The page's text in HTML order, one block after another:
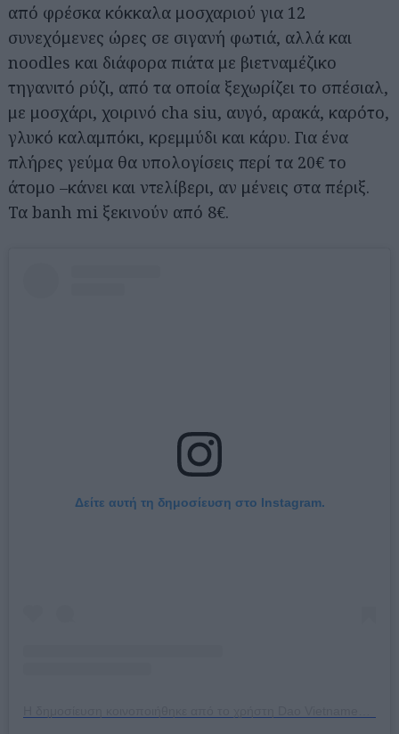
από φρέσκα κόκκαλα μοσχαριού για 12
συνεχόμενες ώρες σε σιγανή φωτιά, αλλά και
noodles και διάφορα πιάτα με βιετναμέζικο
τηγανιτό ρύζι, από τα οποία ξεχωρίζει το σπέσιαλ,
με μοσχάρι, χοιρινό cha siu, αυγό, αρακά, καρότο,
γλυκό καλαμπόκι, κρεμμύδι και κάρυ. Για ένα
πλήρες γεύμα θα υπολογίσεις περί τα 20€ το
άτομο –κάνει και ντελίβερι, αν μένεις στα πέριξ.
Τα banh mi ξεκινούν από 8€.
Δείτε αυτή τη δημοσίευση στο Instagram.